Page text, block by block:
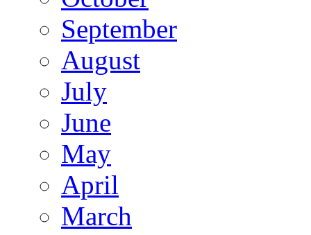
September
August
July
June
May
April
March